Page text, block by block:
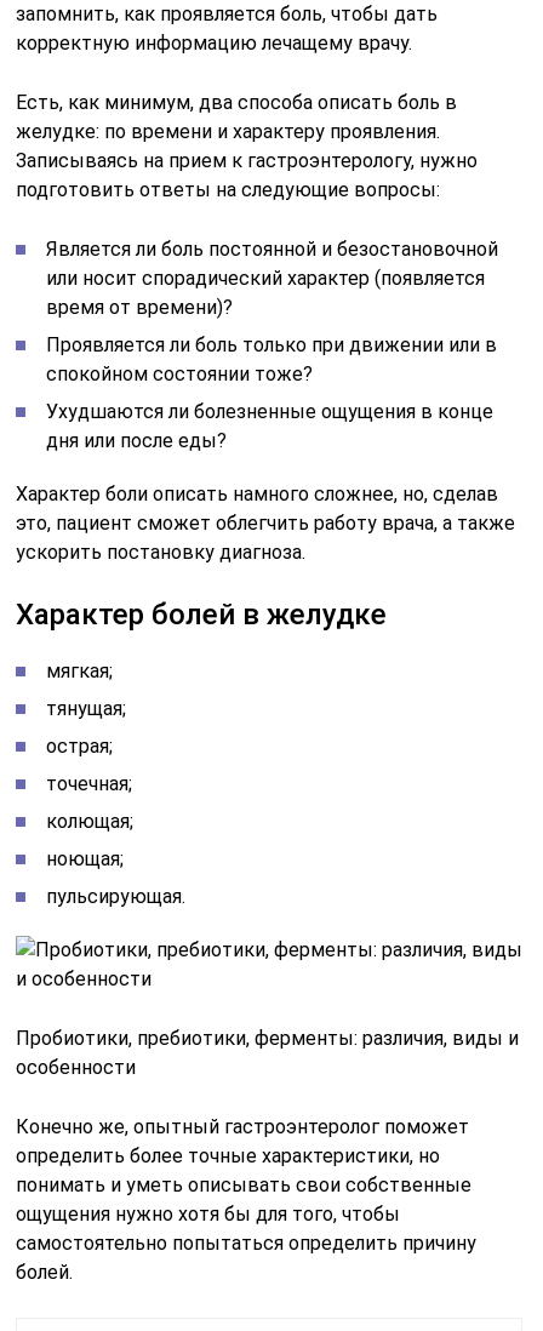
запомнить, как проявляется боль, чтобы дать
корректную информацию лечащему врачу.
Есть, как минимум, два способа описать боль в
желудке: по времени и характеру проявления.
Записываясь на прием к гастроэнтерологу, нужно
подготовить ответы на следующие вопросы:
Является ли боль постоянной и безостановочной
или носит спорадический характер (появляется
время от времени)?
Проявляется ли боль только при движении или в
спокойном состоянии тоже?
Ухудшаются ли болезненные ощущения в конце
дня или после еды?
Характер боли описать намного сложнее, но, сделав
это, пациент сможет облегчить работу врача, а также
ускорить постановку диагноза.
Характер болей в желудке
мягкая;
тянущая;
острая;
точечная;
колющая;
ноющая;
пульсирующая.
Пробиотики, пребиотики, ферменты: различия, виды и
особенности
Конечно же, опытный гастроэнтеролог поможет
определить более точные характеристики, но
понимать и уметь описывать свои собственные
ощущения нужно хотя бы для того, чтобы
самостоятельно попытаться определить причину
болей.